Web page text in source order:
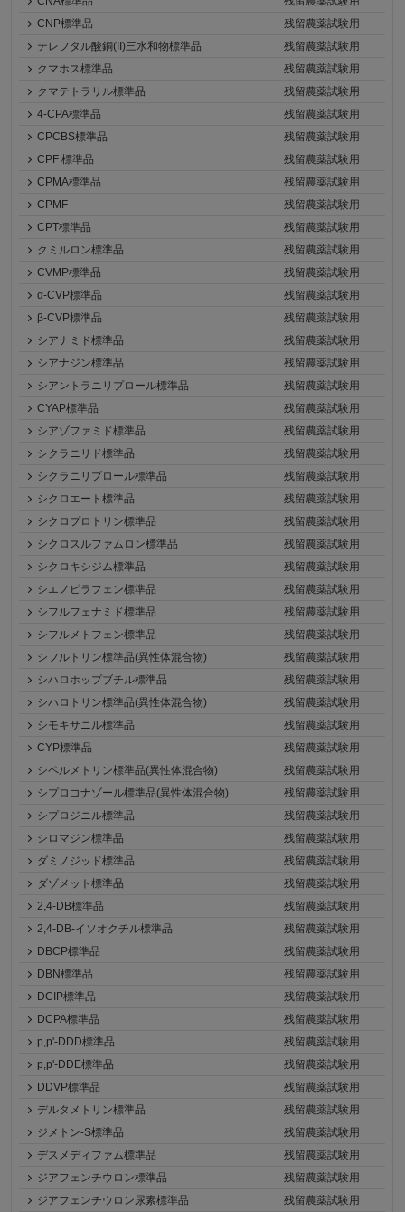
CNP標準品
残留農薬試験用
テレフタル酸銅(II)三水和物標準品
残留農薬試験用
クマホス標準品
残留農薬試験用
クマテトラリル標準品
残留農薬試験用
4-CPA標準品
残留農薬試験用
CPCBS標準品
残留農薬試験用
CPF 標準品
残留農薬試験用
CPMA標準品
残留農薬試験用
CPMF
残留農薬試験用
CPT標準品
残留農薬試験用
クミルロン標準品
残留農薬試験用
CVMP標準品
残留農薬試験用
α-CVP標準品
残留農薬試験用
β-CVP標準品
残留農薬試験用
シアナミド標準品
残留農薬試験用
シアナジン標準品
残留農薬試験用
シアントラニリプロール標準品
残留農薬試験用
CYAP標準品
残留農薬試験用
シアゾファミド標準品
残留農薬試験用
シクラニリド標準品
残留農薬試験用
シクラニリプロール標準品
残留農薬試験用
シクロエート標準品
残留農薬試験用
シクロプロトリン標準品
残留農薬試験用
シクロスルファムロン標準品
残留農薬試験用
シクロキシジム標準品
残留農薬試験用
シエノピラフェン標準品
残留農薬試験用
シフルフェナミド標準品
残留農薬試験用
シフルメトフェン標準品
残留農薬試験用
シフルトリン標準品(異性体混合物)
残留農薬試験用
シハロホップブチル標準品
残留農薬試験用
シハロトリン標準品(異性体混合物)
残留農薬試験用
シモキサニル標準品
残留農薬試験用
CYP標準品
残留農薬試験用
シペルメトリン標準品(異性体混合物)
残留農薬試験用
シプロコナゾール標準品(異性体混合物)
残留農薬試験用
シプロジニル標準品
残留農薬試験用
シロマジン標準品
残留農薬試験用
ダミノジッド標準品
残留農薬試験用
ダゾメット標準品
残留農薬試験用
2,4-DB標準品
残留農薬試験用
2,4-DB-イソオクチル標準品
残留農薬試験用
DBCP標準品
残留農薬試験用
DBN標準品
残留農薬試験用
DCIP標準品
残留農薬試験用
DCPA標準品
残留農薬試験用
p,p'-DDD標準品
残留農薬試験用
p,p'-DDE標準品
残留農薬試験用
DDVP標準品
残留農薬試験用
デルタメトリン標準品
残留農薬試験用
ジメトン-S標準品
残留農薬試験用
デスメディファム標準品
残留農薬試験用
ジアフェンチウロン標準品
残留農薬試験用
ジアフェンチウロン尿素標準品
残留農薬試験用